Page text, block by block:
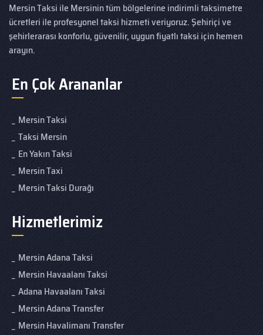
Mersin Taksi ile Mersinin tüm bölgelerine indirimli taksimetre
ücretleri ile profesyonel taksi hizmeti veriyoruz. Şehiriçi ve
şehirlerarası konforlu, güvenilir, uygun fiyatlı taksi için hemen
arayın.
En Çok Arananlar
Mersin Taksi
Taksi Mersin
En Yakın Taksi
Mersin Taxi
Mersin Taksi Durağı
Hizmetlerimiz
Mersin Adana Taksi
Mersin Havaalanı Taksi
Adana Havaalanı Taksi
Mersin Adana Transfer
Mersin Havalimanı Transfer